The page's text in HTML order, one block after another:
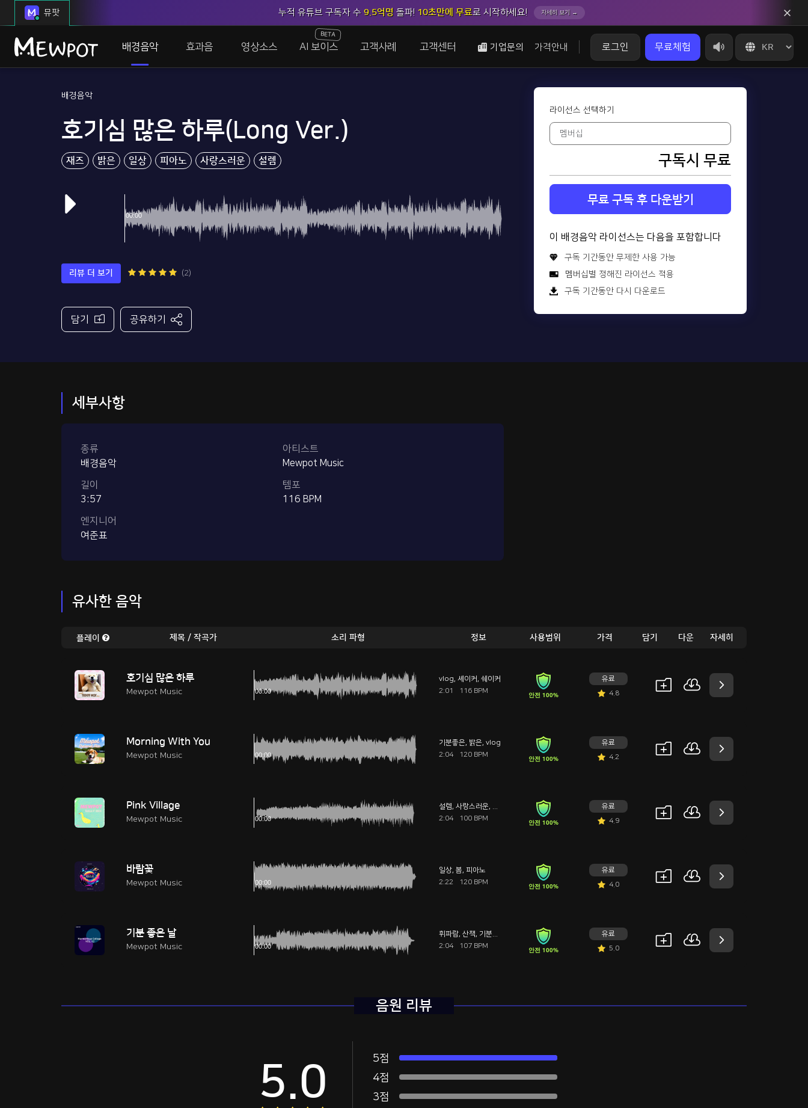
뮤팟 누적 유튜브 구독자 수 9.5억명 돌파! 10초만에 무료로 시작하세요! 자세히 보기 →
배경음악 효과음 영상소스 AI 보이스
BETA
고객사례 고객센터 기업문의 가격안내 로그인 무료체험
배경음악
호기심 많은 하루(Long Ver.)
재즈 밝은 일상 피아노 사랑스러운 설렘
리뷰 더 보기 (2)
담기 공유하기
라이선스 선택하기
구독시 무료
무료 구독 후 다운받기
이 배경음악 라이선스는 다음을 포함합니다
구독 기간동안 무제한 사용 가능
멤버십별 정해진 라이선스 적용
구독 기간동안 다시 다운로드
세부사항
종류
배경음악
길이
3:57
엔지니어
여준표
아티스트
Mewpot Music
템포
116 BPM
유사한 음악
플레이 제목 / 작곡가 소리 파형 정보 사용범위 가격 담기 다운 자세히
호기심 많은 하루
Mewpot Music
vlog,셰이커 ,쉐이커
2:01
116 BPM 안전 100%
유료
4.8
Morning With You
Mewpot Music
기분좋은, 밝은,vlog
2:04
120 BPM 안전 100%
유료
4.2
Pink Village
Mewpot Music
설렘,사랑스러운,
2:04
100 BPM 안전 100%
유료
4.9
바람꽃
Mewpot Music
일상,봄, 피아노
2:22
120 BPM 안전 100%
유료
4.0
기분 좋은 날
Mewpot Music
휘파람,산책, 기분좋은
2:04
107 BPM 안전 100%
유료
5.0
음원 리뷰
5.0
5점
4점
3점